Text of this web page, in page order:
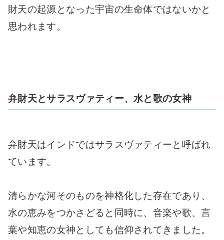
財天の起源となった宇宙の生命体ではないかと
思われます。
弁財天とサラスヴァティー、水と歌の女神
弁財天はインドではサラスヴァティーと呼ばれ
ています。
清らかな河そのものを神格化した存在であり、
水の恵みをつかさどると同時に、音楽や歌、言
葉や知恵の女神としても信仰されてきました。